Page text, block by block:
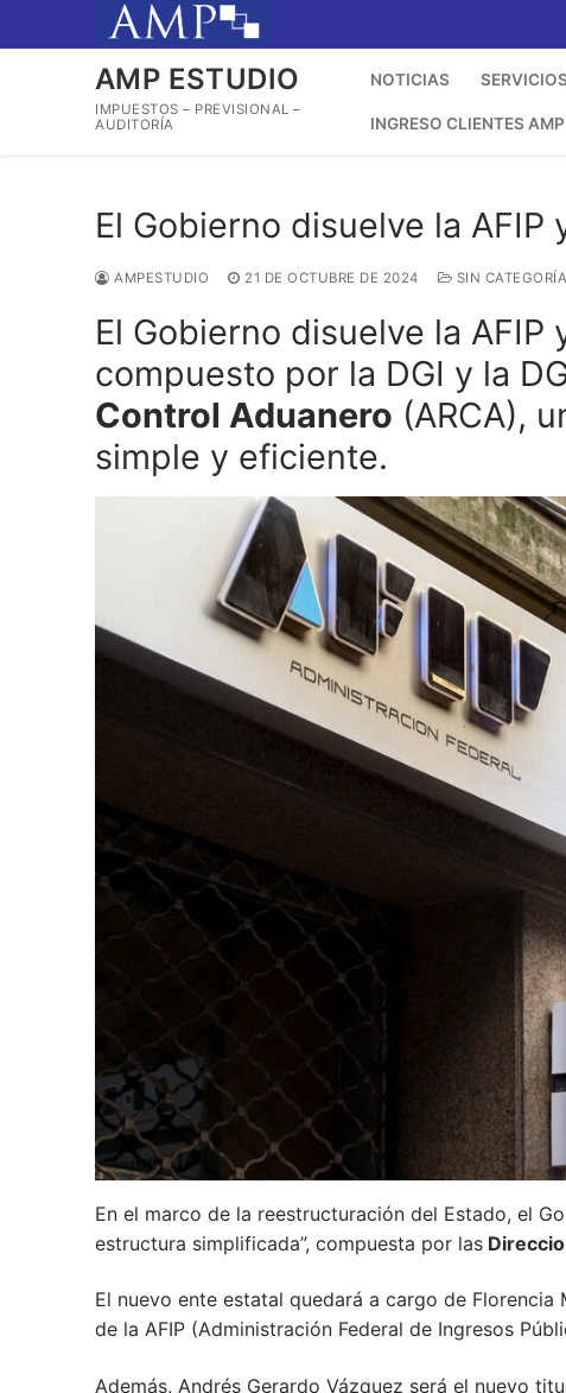
al
AMP ESTUDIO
IMPUESTOS – PREVISIONAL –
AUDITORÍA
NOTICIAS SERVICIOS
INGRESO CLIENTES AMP
El Gobierno disuelve la
AMPESTUDIO 21 DE OCTUBRE DE 2024 SIN CATEGORÍA
El Gobierno disuelve la
compuesto por la DGI y la
Control Aduanero (ARCA),
simple y eficiente.
En el marco de la reestructuración del Estado, el
estructura simplificada”, compuesta por las
El nuevo ente estatal quedará a cargo de
de la AFIP (Administración Federal de Ingresos
Además, Andrés Gerardo Vázquez será el nuevo